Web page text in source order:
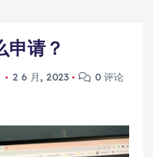
申请？
2 6 月, 2023 0 评论